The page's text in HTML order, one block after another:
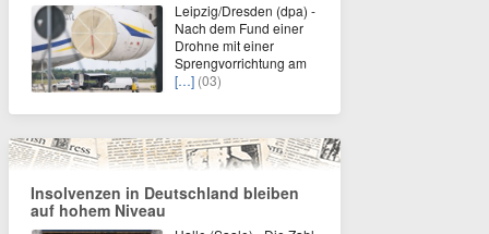
Leipzig/Dresden (dpa) -
Nach dem Fund einer
Drohne mit einer
Sprengvorrichtung am
[…] (03)
Insolvenzen in Deutschland bleiben
auf hohem Niveau